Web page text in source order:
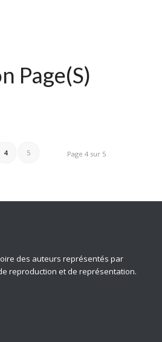
Page(S)
Page 4 sur 5
4 5
des auteurs représentés par
reproduction et de représentation.